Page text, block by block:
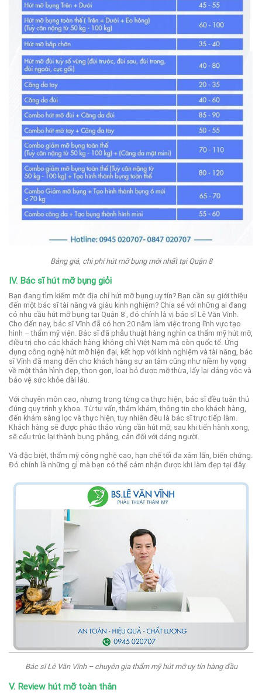
Bảng giá, chi phí hút mỡ bụng mới nhất tại Quận 8
IV. Bác sĩ hút mỡ bụng giỏi
Bạn đang tìm kiếm một địa chỉ hút mỡ bụng uy tín? Bạn cần sự giới thiệu
đến một bác sĩ tài năng và giàu kinh nghiệm? Chia sẻ với những ai đang
có nhu cầu hút mỡ bụng tại Quận 8 , đó chính là vị bác sĩ Lê Văn Vĩnh.
Cho đến nay, bác sĩ Vĩnh đã có hơn 20 năm làm việc trong lĩnh vực tạo
hình – thẩm mỹ viện. Bác sĩ đã phẫu thuật hàng nghìn ca thẩm mỹ hút mỡ,
điều trị cho các khách hàng không chỉ Việt Nam mà còn quốc tế. Ứng
dụng công nghệ hút mỡ hiện đại, kết hợp với kinh nghiệm và tài năng, bác
sĩ Vĩnh đã mang đến cho khách hàng sự an tâm cũng như niềm hy vọng
về một thân hình đẹp, thon gọn, loại bỏ được mỡ thừa, lấy lại dáng vóc và
bảo vệ sức khỏe dài lâu.
Với chuyên môn cao, nhưng trong từng ca thực hiện, bác sĩ đều tuân thủ
đúng quy trình y khoa. Từ tư vấn, thăm khám, thông tin cho khách hàng,
đến khám sàng lọc và thực hiện, tuy nhiên đều là bác sĩ trực tiếp làm.
Khách hàng sẽ được phác thảo vùng cần hút mỡ, sau khi tiến hành xong,
sẽ cấu trúc lại thành bụng phẳng, cân đối với dáng người.
Và đặc biệt, thẩm mỹ công nghệ cao, hạn chế tối đa xâm lấn, biến chứng.
Đó chính là những gì mà bạn có thể cảm nhận được khi làm đẹp tại đây.
Bác sĩ Lê Văn Vĩnh – chuyên gia thẩm mỹ hút mỡ uy tín hàng đầu
V. Review hút mỡ toàn thân